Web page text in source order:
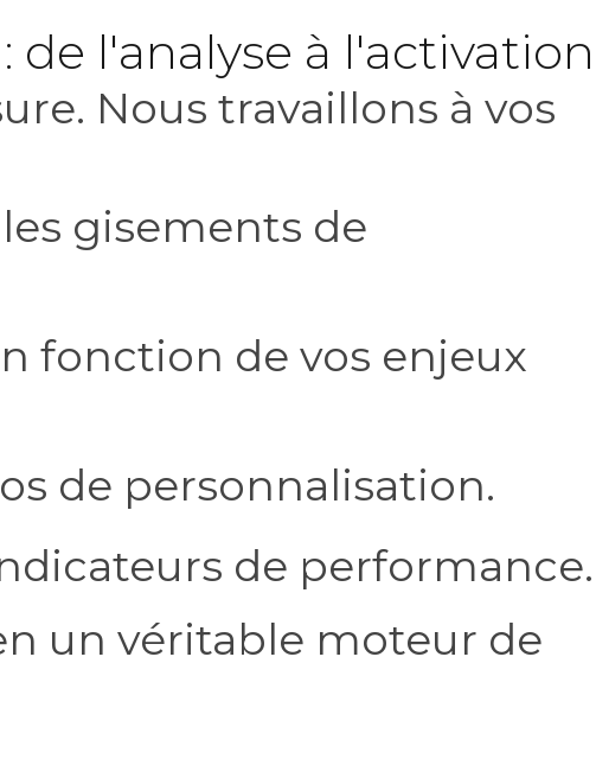
l'analyse à l'activation
Nous travaillons à vos
gisements de
fonction de vos enjeux
de personnalisation.
de performance.
un véritable moteur de